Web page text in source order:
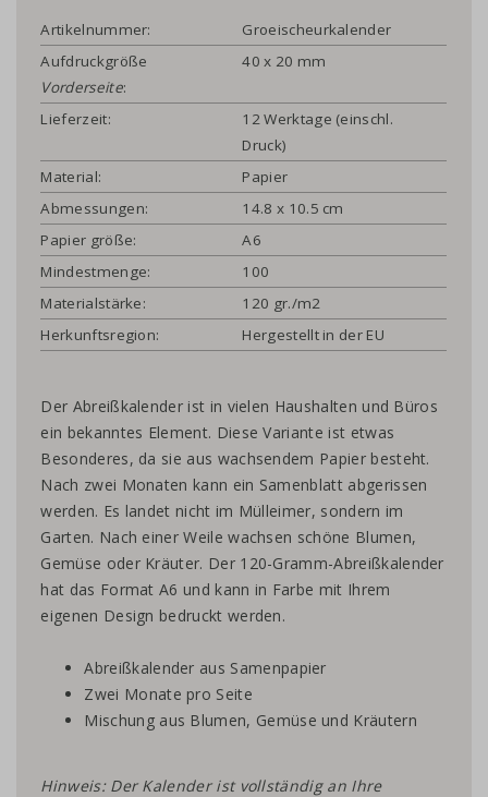
Artikelnummer:
Groeischeurkalender
Aufdruckgröße
Vorderseite:
40 x 20 mm
Lieferzeit:
12 Werktage (einschl.
Druck)
Material:
Papier
Abmessungen:
14.8 x 10.5 cm
Papier größe:
A6
Mindestmenge:
100
Materialstärke:
120 gr./m2
Herkunftsregion:
Hergestellt in der EU
Der Abreißkalender ist in vielen Haushalten und Büros
ein bekanntes Element. Diese Variante ist etwas
Besonderes, da sie aus wachsendem Papier besteht.
Nach zwei Monaten kann ein Samenblatt abgerissen
werden. Es landet nicht im Mülleimer, sondern im
Garten. Nach einer Weile wachsen schöne Blumen,
Gemüse oder Kräuter. Der 120-Gramm-Abreißkalender
hat das Format A6 und kann in Farbe mit Ihrem
eigenen Design bedruckt werden.
Abreißkalender aus Samenpapier
Zwei Monate pro Seite
Mischung aus Blumen, Gemüse und Kräutern
Hinweis: Der Kalender ist vollständig an Ihre